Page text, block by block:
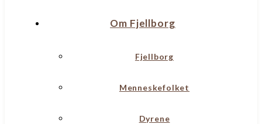
Om Fjellborg
Fjellborg
Menneskefolket
Dyrene